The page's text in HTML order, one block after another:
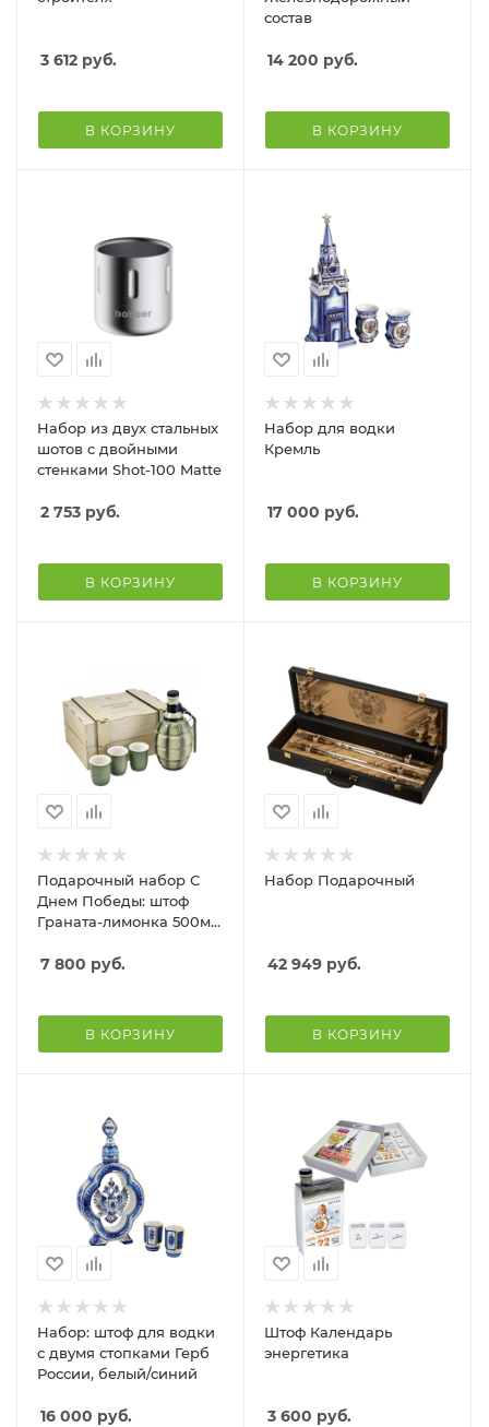
3 612 руб.
В КОРЗИНУ
состав
14 200 руб.
В КОРЗИНУ
Набор из двух стальных
шотов с двойными
стенками Shot-100 Matte
2 753 руб.
В КОРЗИНУ
Набор для водки
Кремль
17 000 руб.
В КОРЗИНУ
Подарочный набор С
Днем Победы: штоф
Граната-лимонка 500мл,
7 800 руб.
В КОРЗИНУ
Набор Подарочный
42 949 руб.
В КОРЗИНУ
Набор: штоф для водки
с двумя стопками Герб
России, белый/синий
16 000 руб.
Штоф Календарь
энергетика
3 600 руб.